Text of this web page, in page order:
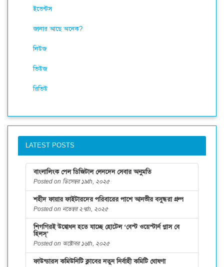
ইভেন্টস
জানার আছে অনেক?
নিউজ
ভিউজ
রিভিউ
LATEST POSTS
বাংলালিংক পেল ডিজিটাল লেনদেন সেবার অনুমতি
Posted on ডিসেম্বর ১৯th, ২০২৫
শহীদ ফায়ার ফাইটারদের পরিবারের পাশে আনভীর বসুন্ধরা গ্রুপ
Posted on নভেম্বর ২৭th, ২০২৫
শিগগিরই উদ্বোধন হতে যাচ্ছে হোটেল ‘বেস্ট ওয়েস্টার্ন প্লাস বে
হিলস্’
Posted on অক্টোবর ১৬th, ২০২৫
ফাউন্ডারস কমিউনিটি ক্লাবের নতুন নির্বাহী কমিটি ঘোষণা